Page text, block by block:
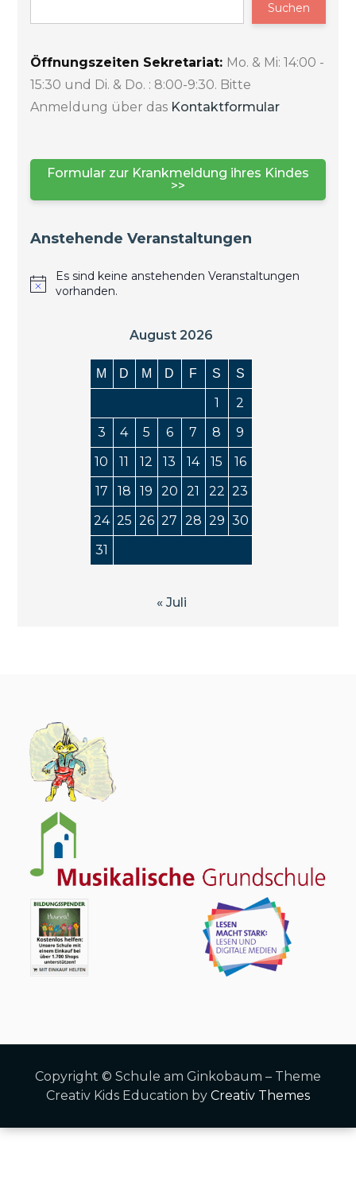
Suchen
Öffnungszeiten Sekretariat: Mo. & Mi: 14:00 -
15:30 und Di. & Do. : 8:00-9:30. Bitte
Anmeldung über das Kontaktformular
Formular zur Krankmeldung ihres Kindes
>>
Anstehende Veranstaltungen
Es sind keine anstehenden Veranstaltungen
vorhanden.
August 2026
M D M D F S S
1
2
3
4 5 6 7 8
9
10
11 12 13 14 15
16
17
18 19 20 21 22 23
24 25 26 27 28 29 30
31
« Juli
Copyright © Schule am Ginkobaum – Theme
Creativ Kids Education by Creativ Themes